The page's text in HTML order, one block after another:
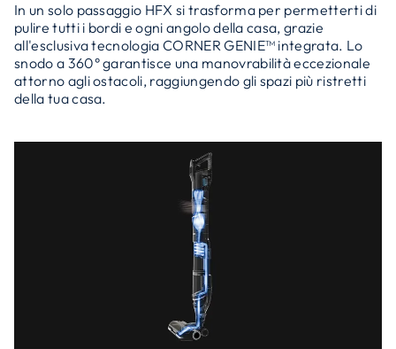
In un solo passaggio HFX si trasforma per permetterti di
pulire tutti i bordi e ogni angolo della casa, grazie
all'esclusiva tecnologia CORNER GENIE™ integrata. Lo
snodo a 360° garantisce una manovrabilità eccezionale
attorno agli ostacoli, raggiungendo gli spazi più ristretti
della tua casa.